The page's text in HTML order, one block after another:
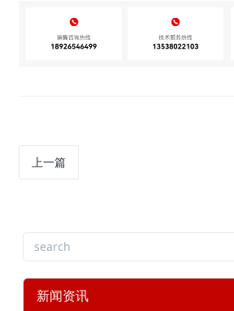
上一篇
新闻资讯